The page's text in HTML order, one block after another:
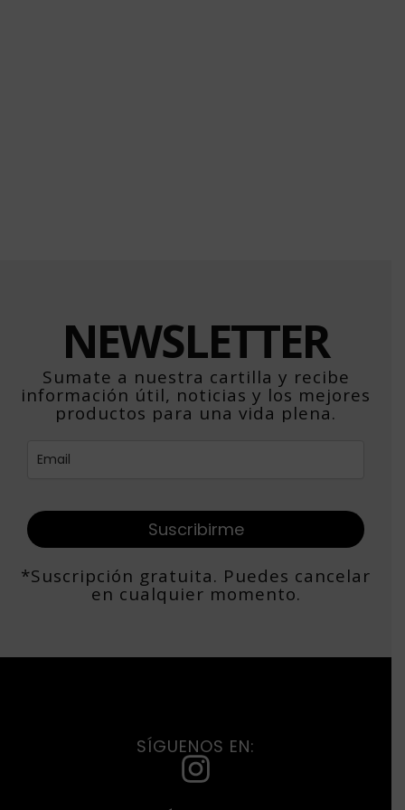
NEWSLETTER
Sumate a nuestra cartilla y recibe
información útil, noticias y los mejores
productos para una vida plena.
Suscribirme
*Suscripción gratuita. Puedes cancelar
en cualquier momento.
SÍGUENOS EN:
I